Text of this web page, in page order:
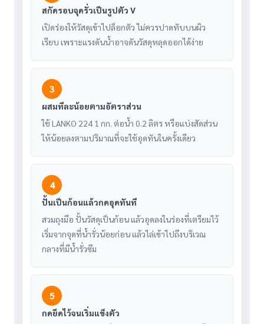
สกัดรอบจุดรั่วเป็นรูปตัว V
เปิดร่องให้วัสดุเข้าไปล็อกตัว ไม่ควรปาดทับบนผิว
เรียบ เพราะแรงดันน้ำอาจดันวัสดุหลุดออกได้ง่าย
3
ผสมทีละน้อยตามอัตราส่วน
ใช้ LANKO 224 1 กก. ต่อน้ำ 0.2 ลิตร หรือแบ่งสัดส่วน
ให้น้อยลงตามปริมาณที่จะใช้อุดทันในครั้งเดียว
4
ปั้นเป็นก้อนแล้วกดอุดทันที
สวมถุงมือ ปั้นวัสดุเป็นก้อน แล้วอุดลงในร่องที่เตรียมไว้
เริ่มจากจุดที่น้ำรั่วน้อยก่อน แล้วไล่เข้าไปถึงบริเวณ
กลางที่มีน้ำรั่วซึม
5
กดยึดไว้จนเริ่มแข็งตัว